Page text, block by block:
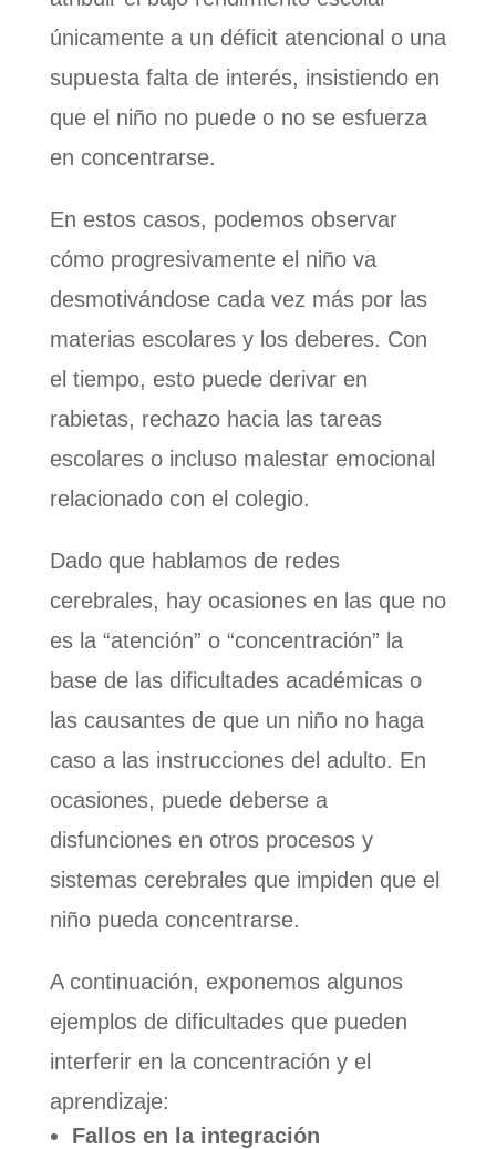
únicamente a un déficit atencional o una
supuesta falta de interés, insistiendo en
que el niño no puede o no se esfuerza
en concentrarse.
En estos casos, podemos observar
cómo progresivamente el niño va
desmotivándose cada vez más por las
materias escolares y los deberes. Con
el tiempo, esto puede derivar en
rabietas, rechazo hacia las tareas
escolares o incluso malestar emocional
relacionado con el colegio.
Dado que hablamos de redes
cerebrales, hay ocasiones en las que no
es la “atención” o “concentración” la
base de las dificultades académicas o
las causantes de que un niño no haga
caso a las instrucciones del adulto. En
ocasiones, puede deberse a
disfunciones en otros procesos y
sistemas cerebrales que impiden que el
niño pueda concentrarse.
A continuación, exponemos algunos
ejemplos de dificultades que pueden
interferir en la concentración y el
aprendizaje:
Fallos en la integración